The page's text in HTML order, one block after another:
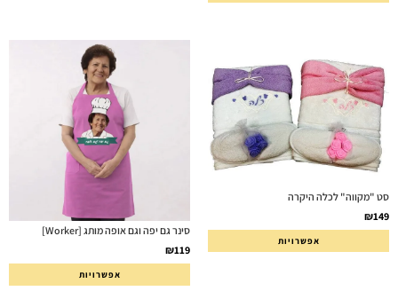
סט "מקווה" לכלה היקרה
₪149
אפשרויות
סינר גם יפה וגם אופה מותג [Worker]
₪119
אפשרויות